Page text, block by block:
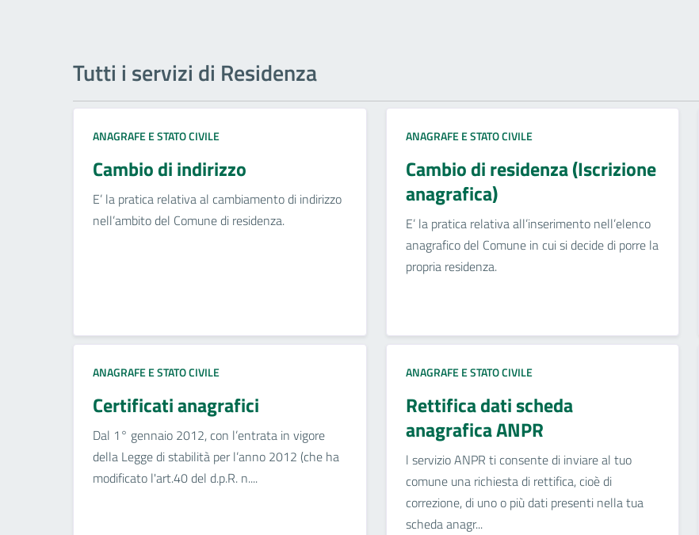
Tutti i servizi di Residenza
ANAGRAFE E STATO CIVILE
Cambio di indirizzo
E’ la pratica relativa al cambiamento di indirizzo
nell’ambito del Comune di residenza.
ANAGRAFE E STATO CIVILE
Cambio di residenza (Iscrizione
anagrafica)
E’ la pratica relativa all’inserimento nell’elenco
anagrafico del Comune in cui si decide di porre la
propria residenza.
ANAGRAFE E STATO CIVILE
Certificati anagrafici
Dal 1° gennaio 2012, con l’entrata in vigore
della Legge di stabilità per l’anno 2012 (che ha
modificato l'art.40 del d.p.R. n....
ANAGRAFE E STATO CIVILE
Rettifica dati scheda
anagrafica ANPR
l servizio ANPR ti consente di inviare al tuo
comune una richiesta di rettifica, cioè di
correzione, di uno o più dati presenti nella tua
scheda anagr...